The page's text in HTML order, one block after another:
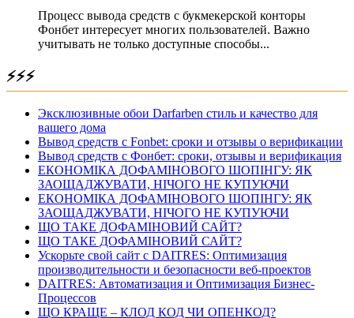
Процесс вывода средств с букмекерской конторы
Фонбет интересует многих пользователей. Важно
учитывать не только доступные способы...
⚡⚡⚡
Эксклюзивные обои Darfarben стиль и качество для
вашего дома
Вывод средств с Fonbet: сроки и отзывы о верификации
Вывод средств с Фонбет: сроки, отзывы и верификация
ЕКОНОМІКА ДОФАМІНОВОГО ШОПІНГУ: ЯК
ЗАОЩАДЖУВАТИ, НІЧОГО НЕ КУПУЮЧИ
ЕКОНОМІКА ДОФАМІНОВОГО ШОПІНГУ: ЯК
ЗАОЩАДЖУВАТИ, НІЧОГО НЕ КУПУЮЧИ
ЩО ТАКЕ ДОФАМІНОВИЙ САЙТ?
ЩО ТАКЕ ДОФАМІНОВИЙ САЙТ?
Ускорьте свой сайт с DAITRES: Оптимизация
производительности и безопасности веб-проектов
DAITRES: Автоматизация и Оптимизация Бизнес-
Процессов
ЩО КРАЩЕ – КЛОД КОД ЧИ ОПЕНКОД?